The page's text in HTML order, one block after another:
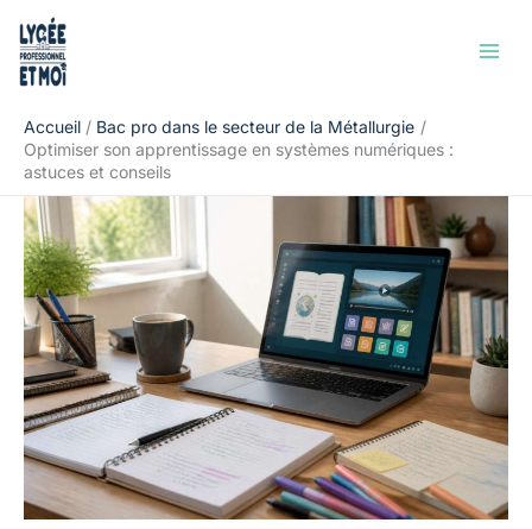
contenu
Accueil
Bac pro dans le secteur de la Métallurgie
Optimiser son apprentissage en systèmes numériques :
astuces et conseils
Rechercher